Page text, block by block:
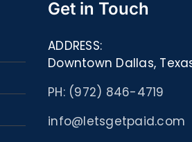
Get in Touch
ADDRESS:
Downtown Dallas,
PH: (972) 846-4719
info@letsgetpaid.com